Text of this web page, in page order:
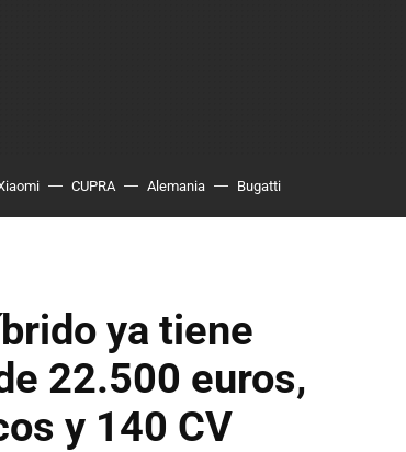
CUPRA Alemania Bugatti
ya tiene
22.500 euros,
y 140 CV